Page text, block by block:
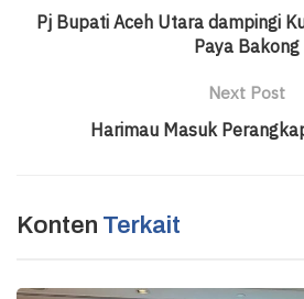
Pj Bupati Aceh Utara dampingi
Paya Bakong
Next Post
Harimau Masuk
Konten Terkait